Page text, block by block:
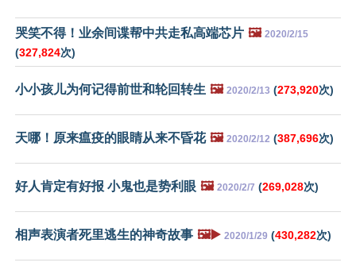
哭笑不得！业余间谍帮中共走私高端芯片 🖼️ 2020/2/15
(327,824次)
小小孩儿为何记得前世和轮回转生 🖼️ 2020/2/13 (273,920次)
天哪！原来瘟疫的眼睛从来不昏花 🖼️ 2020/2/12 (387,696次)
好人肯定有好报 小鬼也是势利眼 🖼️ 2020/2/7 (269,028次)
相声表演者死里逃生的神奇故事 🖼️▶️ 2020/1/29 (430,282次)